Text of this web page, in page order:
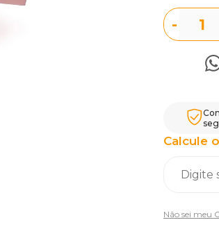
-
Calcule
Não sei meu